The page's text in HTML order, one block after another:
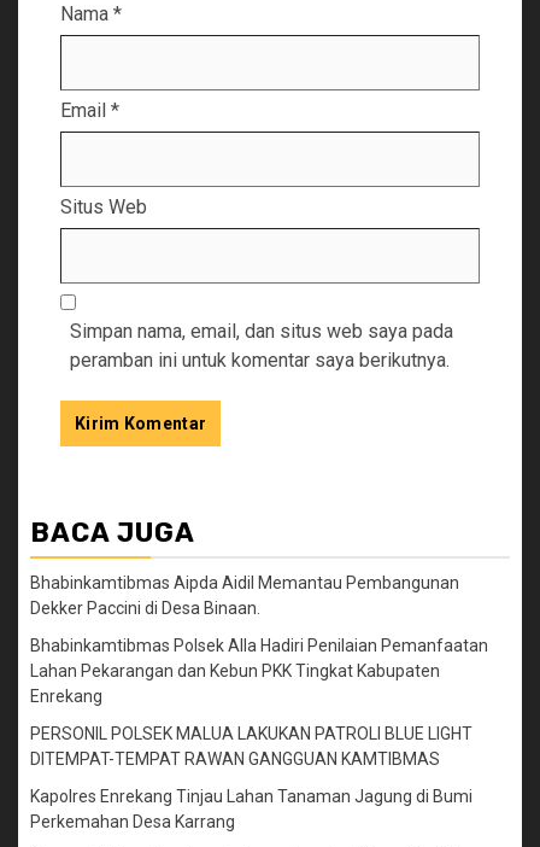
Nama *
Email *
Situs Web
Simpan nama, email, dan situs web saya pada
peramban ini untuk komentar saya berikutnya.
BACA JUGA
Bhabinkamtibmas Aipda Aidil Memantau Pembangunan
Dekker Paccini di Desa Binaan.
Bhabinkamtibmas Polsek Alla Hadiri Penilaian Pemanfaatan
Lahan Pekarangan dan Kebun PKK Tingkat Kabupaten
Enrekang
PERSONIL POLSEK MALUA LAKUKAN PATROLI BLUE LIGHT
DITEMPAT-TEMPAT RAWAN GANGGUAN KAMTIBMAS
Kapolres Enrekang Tinjau Lahan Tanaman Jagung di Bumi
Perkemahan Desa Karrang